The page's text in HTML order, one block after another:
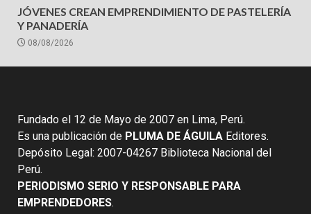
JÓVENES CREAN EMPRENDIMIENTO DE PASTELERÍA
Y PANADERÍA
08/08/2026
Fundado el 12 de Mayo de 2007 en Lima, Perú.
Es una publicación de PLUMA DE ÁGUILA Editores.
Depósito Legal: 2007-04267 Biblioteca Nacional del
Perú.
PERIODISMO SERIO Y RESPONSABLE PARA
EMPRENDEDORES.